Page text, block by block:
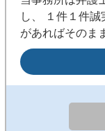
し、 １件１件誠実にご対応いたします。 お困りごと
があればそのまま
合わせまたは